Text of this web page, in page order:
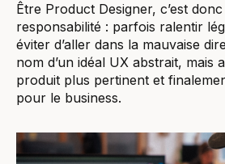
Être Product Designer, c’est
responsabilité : parfois ralentir
éviter d’aller dans la mauvaise
nom d’un idéal UX abstrait, mais
produit plus pertinent et
pour le business.